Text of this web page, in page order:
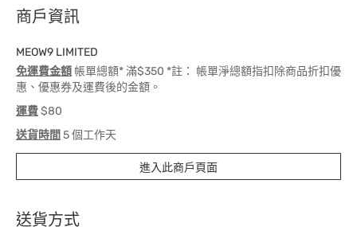
商戶資訊
MEOW9 LIMITED
免運費金額 帳單總額* 滿$350 *註： 帳單淨總額指扣除商品折扣優
惠、優惠券及運費後的金額。
運費$80
送貨時間 5 個工作天
進入此商戶頁面
送貨方式